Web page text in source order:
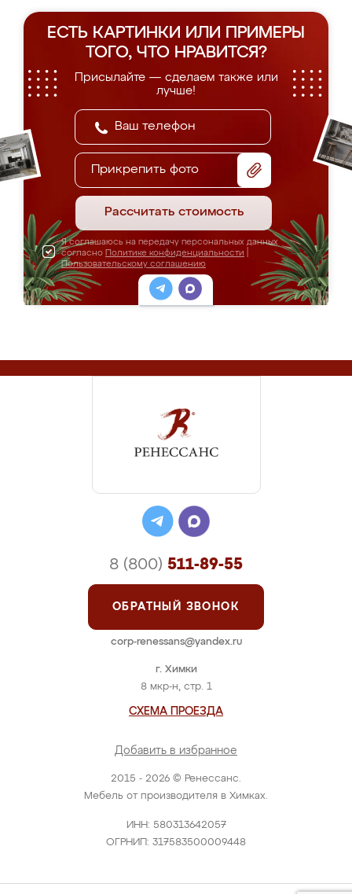
ЕСТЬ КАРТИНКИ ИЛИ ПРИМЕРЫ
ТОГО, ЧТО НРАВИТСЯ?
Присылайте — сделаем также или
лучше!
Прикрепить фото
Рассчитать стоимость
Я соглашаюсь на передачу персональных данных
согласно Политике конфиденциальности
Пользовательскому соглашению
2015 - 2026 © Ренессанс.
Мебель от производителя в Химках.
ИНН: 580313642057
ОГРНИП: 317583500009448
г. Химки
8 мкр-н, стр. 1
СХЕМА ПРОЕЗДА
Добавить в избранное
8 (800) 511-89-55
ОБРАТНЫЙ ЗВОНОК
corp-renessans@yandex.ru